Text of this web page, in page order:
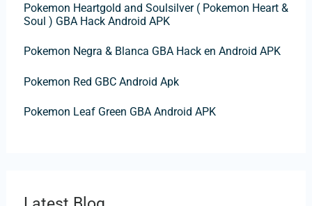
e
:
Pokemon Heartgold and Soulsilver ( Pokemon Heart &
Soul ) GBA Hack Android APK
Pokemon Negra & Blanca GBA Hack en Android APK
Pokemon Red GBC Android Apk
Pokemon Leaf Green GBA Android APK